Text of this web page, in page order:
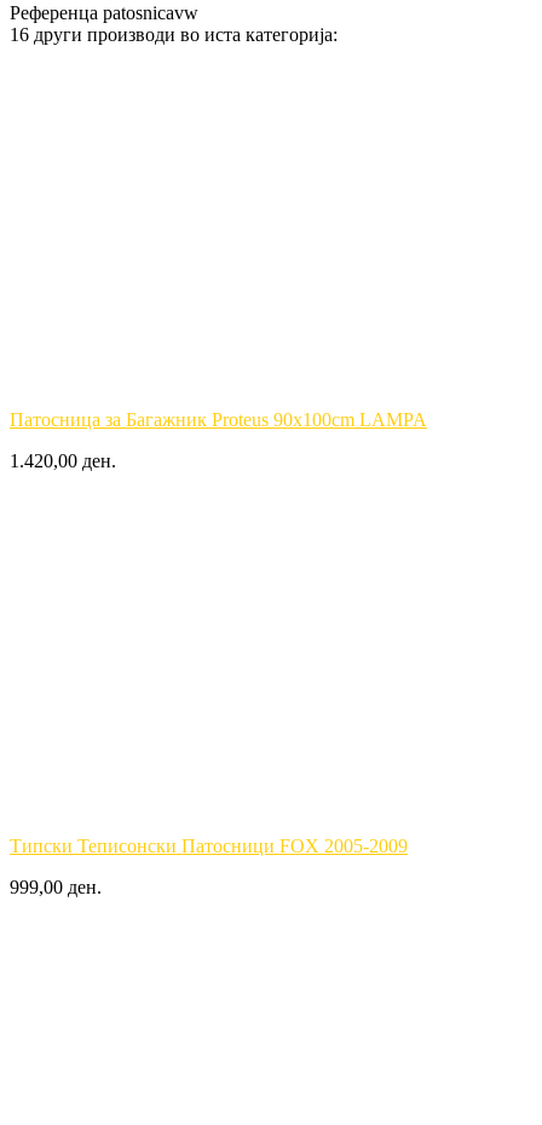
Референца patosnicavw
16 други производи во иста категорија:
Патосница за Багажник Proteus 90x100cm LAMPA
1.420,00 ден.
Типски Теписонски Патосници FOX 2005-2009
999,00 ден.